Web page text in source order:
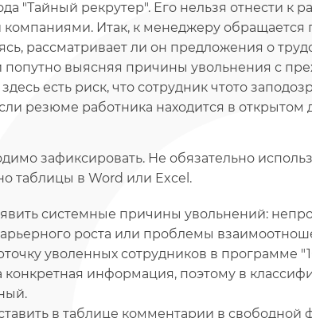
"Тайный рекрутер". Его нельзя отнести к
Итак, к менеджеру обращается
рассматривает ли он предложения о
выясняя причины увольнения с
есть риск, что сотрудник чтото
резюме работника находится в открытом
зафиксировать. Не обязательно
таблицы в Word или Excel.
системные причины увольнений:
роста или проблемы
уволенных сотрудников в программе
конкретная информация, поэтому в
в таблице комментарии в свободной